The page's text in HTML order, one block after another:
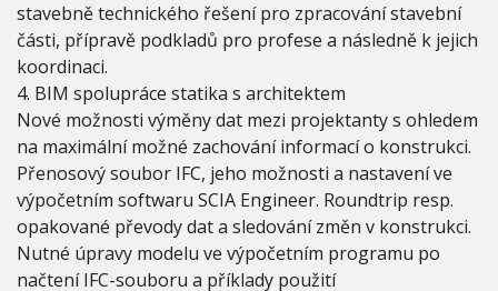
stavebně technického řešení pro zpracování stavební
části, přípravě podkladů pro profese a následně k jejich
koordinaci.
4. BIM spolupráce statika s architektem
Nové možnosti výměny dat mezi projektanty s ohledem
na maximální možné zachování informací o konstrukci.
Přenosový soubor IFC, jeho možnosti a nastavení ve
výpočetním softwaru SCIA Engineer. Roundtrip resp.
opakované převody dat a sledování změn v konstrukci.
Nutné úpravy modelu ve výpočetním programu po
načtení IFC-souboru a příklady použití